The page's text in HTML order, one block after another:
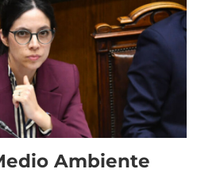
Ambiente